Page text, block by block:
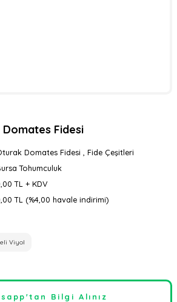
Fidesi
Domates Fidesi
Fide Çeşitleri
Tohumculuk
TL + KDV
TL (%4,00 havale indirimi)
Viyol
Bilgi Alınız